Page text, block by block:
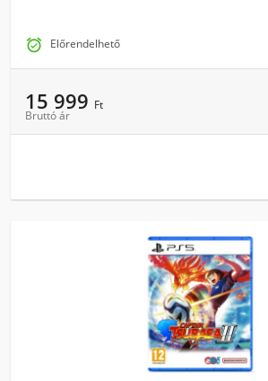
 Előrendelhető
15 999 Ft
Bruttó ár